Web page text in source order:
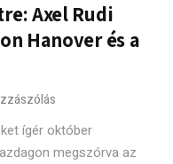
Axel Rudi
Hanover és a
ígér október
megszórva az